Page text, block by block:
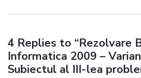
4 Replies to “Rezolvare
Informatica 2009 –
Subiectul al III-lea